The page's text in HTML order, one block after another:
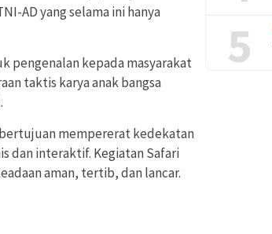
AD yang selama ini hanya
pengenalan kepada masyarakat
taktis karya anak bangsa
mempererat kedekatan
dan interaktif. Kegiatan Safari
aman, tertib, dan lancar.
5